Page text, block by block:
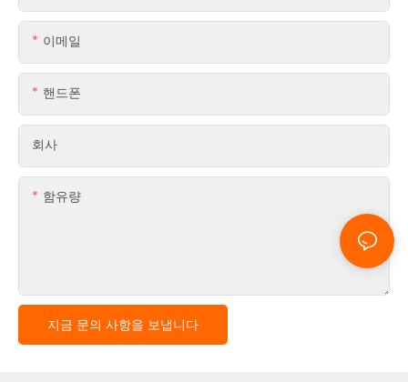
이메일
핸드폰
회사
함유량
지금 문의 사항을 보냅니다